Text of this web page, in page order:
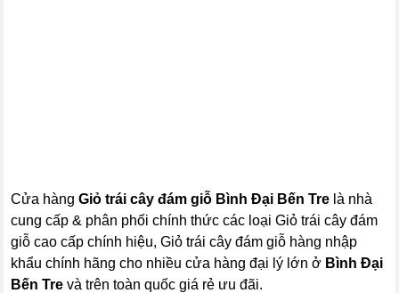
Cửa hàngGiỏ trái cây đám giỗ Bình Đại Bến Tre là nhà
cung cấp & phân phối chính thức các loại Giỏ trái cây đám
giỗ cao cấp chính hiệu, Giỏ trái cây đám giỗ hàng nhập
khẩu chính hãng cho nhiều cửa hàng đại lý lớn ở Bình Đại
Bến Tre và trên toàn quốc giá rẻ ưu đãi.